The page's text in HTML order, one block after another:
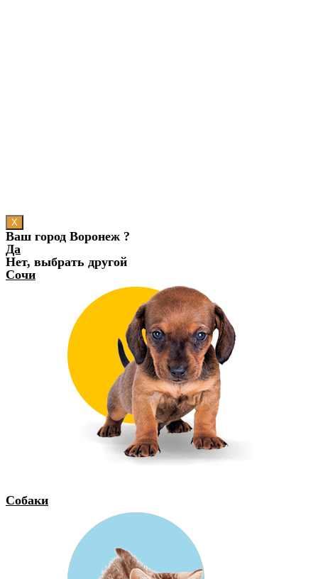
X
Ваш город Воронеж ?
Да
Нет, выбрать другой
Сочи
Собаки